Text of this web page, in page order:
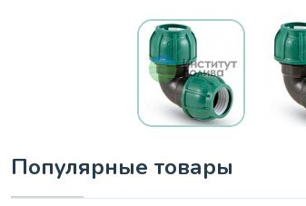
Популярные товары